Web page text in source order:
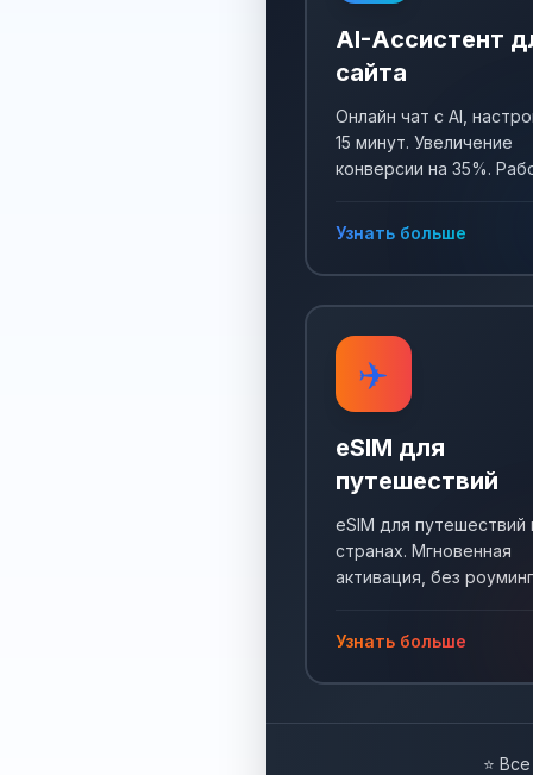
AI-Ассистент
сайта
Онлайн чат с AI,
15 минут. Увеличение
конверсии на 35%.
Узнать больше
✈️
eSIM для
путешествий
eSIM для путешествий
странах. Мгновенная
активация, без
Узнать больше
⭐